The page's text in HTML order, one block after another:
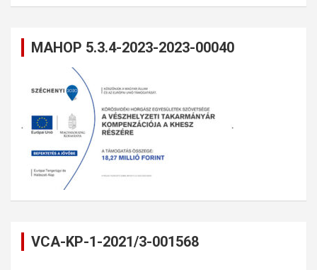
MAHOP 5.3.4-2023-2023-00040
VCA-KP-1-2021/3-001568